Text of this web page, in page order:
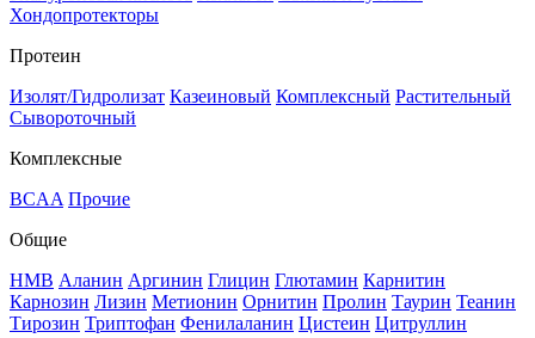
Хондопротекторы
Протеин
Изолят/Гидролизат Казеиновый Комплексный Растительный
Сывороточный
Комплексные
BCAA Прочие
Общие
HMB Аланин Аргинин Глицин Глютамин Карнитин
Карнозин Лизин Метионин Орнитин Пролин Таурин Теанин
Тирозин Триптофан Фенилаланин Цистеин Цитруллин